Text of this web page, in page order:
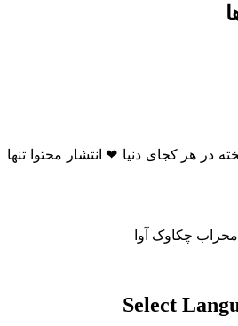
هر کجای دنیا ❤ انتشار محتوا تنها
چکاوک آوا